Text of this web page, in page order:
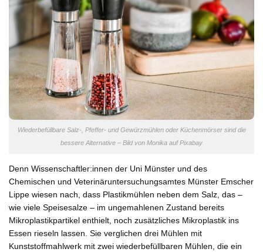
Wiederbefüllbare Salz-, Pfeffer- und Gewürzmühlen oder Küchenmörser sind die
bessere Alternative – Bild von Monika auf Pixabay
Denn Wissenschaftler:innen der Uni Münster und des
Chemischen und Veterinäruntersuchungsamtes Münster Emscher
Lippe wiesen nach, dass Plastikmühlen neben dem Salz, das –
wie viele Speisesalze – im ungemahlenen Zustand bereits
Mikroplastikpartikel enthielt, noch zusätzliches Mikroplastik ins
Essen rieseln lassen. Sie verglichen drei Mühlen mit
Kunststoffmahlwerk mit zwei wiederbefüllbaren Mühlen, die ein